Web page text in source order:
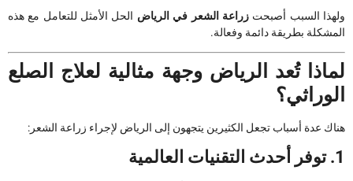
ولهذا السبب أصبحتزراعة الشعر في الرياض الحل الأمثل للتعامل مع هذه
المشكلة بطريقة دائمة وفعالة.
لماذا تُعد الرياض وجهة مثالية لعلاج الصلع
الوراثي؟
هناك عدة أسباب تجعل الكثيرين يتجهون إلى الرياض لإجراء زراعة الشعر:
1. توفر أحدث التقنيات العالمية